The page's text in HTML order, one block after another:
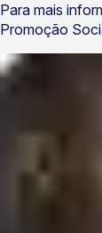
Para mais
Promoção